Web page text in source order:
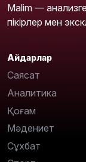
Malim —
пікірлер мен
Айдарлар
Саясат
Аналитика
Қоғам
Мәдениет
Сұхбат